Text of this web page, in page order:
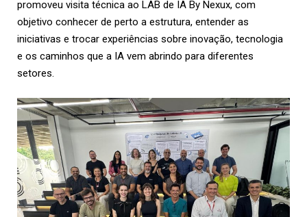
promoveu visita técnica ao LAB de IA By Nexux, com
objetivo conhecer de perto a estrutura, entender as
iniciativas e trocar experiências sobre inovação, tecnologia
e os caminhos que a IA vem abrindo para diferentes
setores.